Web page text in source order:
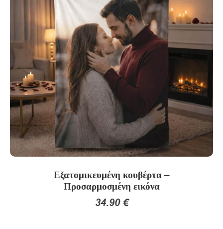
παραλλαγές.
Οι
επιλογές
μπορούν
να
επιλεγούν
στη
σελίδα
του
προϊόντος
Εξατομικευμένη κουβέρτα –
Προσαρμοσμένη εικόνα
34.90€